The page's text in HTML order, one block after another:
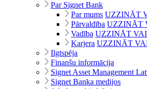
Par Signet Bank
Par mums UZZINĀT
Pārvaldība UZZINĀT
Vadība UZZINĀT
Karjera UZZINĀT
Ilgtspēja
Finanšu informācija
Signet Asset Management
Signet Banka medijos